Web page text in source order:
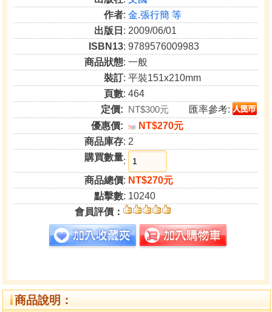
作者:金.張行簡 等
出版日 : 2009/06/01
ISBN13: 9789576009983
商品狀態: 一般
裝訂: 平裝151x210mm
頁數: 464
定價: NT$300元
匯率參考:
優惠價:
9折
NT$270元
商品庫存: 2
購買數量:
商品總價: NT$270元
點擊數: 10240
會員評價：
商品說明：